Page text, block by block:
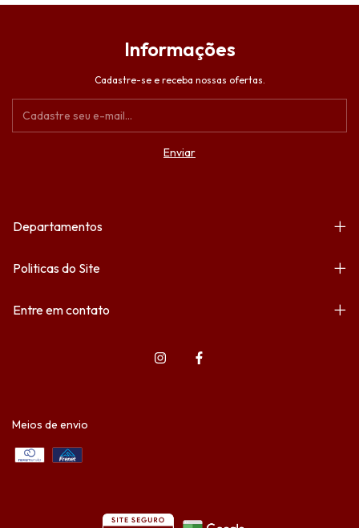
Informações
Cadastre-se e receba nossas ofertas.
Departamentos
Politicas do Site
Entre em contato
Meios de envio